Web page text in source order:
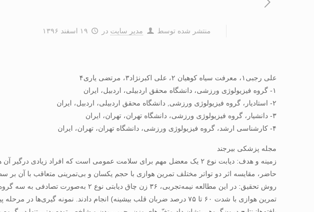
منتشر شده توسط مدیر سایت در ۱۹ اسفند ۱۳۹۶
علی رجبی۱، معرفت سیاه کوهیان ۲، علی اکبرنژاد۳، مرتضی یاری۴
۱- گروه فیزیولوژی ورزشی، دانشگاه محقق اردبیلی، اردبیل، ایران
۲- استادیار، گروه فیزیولوژی ورزشی, دانشگاه محقق اردبیلی، اردبیل، ایران
۳- دانشیار، گروه فیزیولوژی ورزشی، دانشگاه تهران، تهران، ایران
۴- کارشناسی ارشد، گروه فیزیولوژی ورزشی، دانشگاه تهران، تهران، ایران
مجله پزشکی بیرجند
زمینه و هدف: دیابت نوع ۲ یک معضل مهم برای سلامت عمومی است که افراد
حاضر، مقایسه اثر دو تواتر مختلف تمرین هوازی با حجم یکسان و بی‌تمرینی متعاقب با آن بر
تمرین هوازی با شدت ۶۰ تا ۷۵ درصد ضربان قلب بیشینه) انجام دادند. نمونه­ گیری‌ها در مرحله پیش‎آزمون، ۴۸ ساعت و دو هفته پس از آخرین جلسه تمرینی انجام شد.